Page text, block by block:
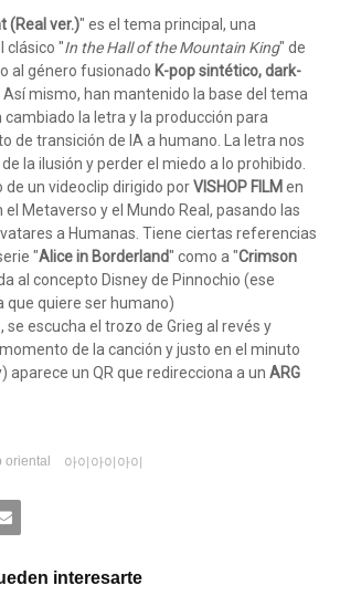
(Real ver.)" es el tema principal, una
clásico "In the Hall of the Mountain King" de
al género fusionado K-pop sintético, dark-
. Así mismo, han mantenido la base del tema
la letra y la producción para
de transición de IA a humano. La letra nos
la ilusión y perder el miedo a lo prohibido.
un videoclip dirigido porVISHOP FILM en
Metaverso y el Mundo Real, pasando las
a Humanas. Tiene ciertas referencias
"Alice in Borderland" como a "Crimson
al concepto Disney de Pinnochio (ese
que quiere ser humano)
se escucha el trozo de Grieg al revés y
de la canción y justo en el minuto
aparece un QR que redirecciona a un ARG
oriental 아이아이아이
interesarte